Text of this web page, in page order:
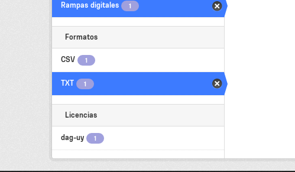
Rampas digitales 1
Formatos
CSV 1
TXT 1
Licencias
dag-uy 1